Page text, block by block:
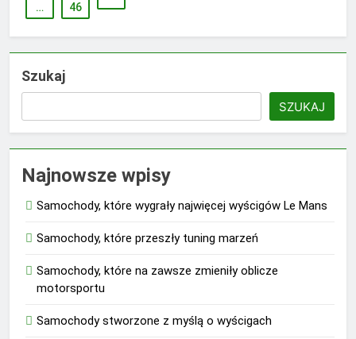
… 46
Szukaj
SZUKAJ
Najnowsze wpisy
Samochody, które wygrały najwięcej wyścigów Le Mans
Samochody, które przeszły tuning marzeń
Samochody, które na zawsze zmieniły oblicze
motorsportu
Samochody stworzone z myślą o wyścigach